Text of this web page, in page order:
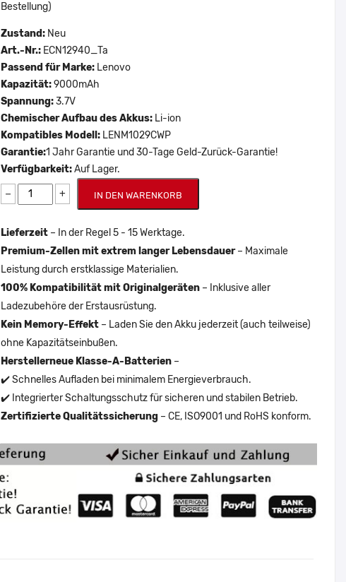
Bestellung)
Zustand: Neu
Art.-Nr.: ECN12940_Ta
Passend für Marke: Lenovo
Kapazität:9000mAh
Spannung:3.7V
Chemischer Aufbau des Akkus: Li-ion
Kompatibles Modell: LENM1029CWP
Garantie:1 Jahr Garantie und 30-Tage Geld-Zurück-Garantie!
Verfügbarkeit:Auf Lager.
− + IN DEN WARENKORB
Lieferzeit – In der Regel 5 - 15 Werktage.
Premium-Zellen mit extrem langer Lebensdauer– Maximale
Leistung durch erstklassige Materialien.
100% Kompatibilität mit Originalgeräten – Inklusive aller
Ladezubehöre der Erstausrüstung.
Kein Memory-Effekt – Laden Sie den Akku jederzeit (auch teilweise)
ohne Kapazitätseinbußen.
Herstellerneue Klasse-A-Batterien –
✔️ Schnelles Aufladen bei minimalem Energieverbrauch.
✔️ Integrierter Schaltungsschutz für sicheren und stabilen Betrieb.
Zertifizierte Qualitätssicherung – CE, ISO9001 und RoHS konform.